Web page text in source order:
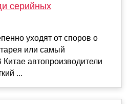
серийных
уходят от споров о
или самый
автопроизводители
...